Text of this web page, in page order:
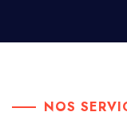
NOS